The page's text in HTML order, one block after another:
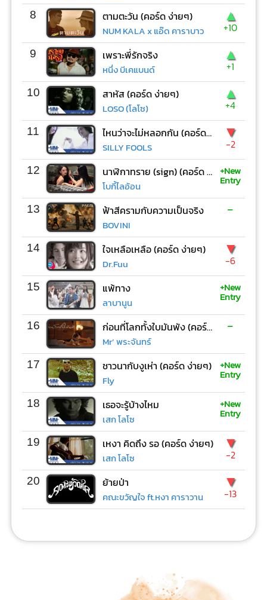
8 ตามตะวัน (คอร์ด ง่ายๆ)
NUM KALA x แอ๊ด คาราบาว
▲
+10
9 เพราะพี่รักจริง
หนึ่ง บีเคแบนด์
▲
+1
10 สาหัส (คอร์ด ง่ายๆ)
LOSO (โลโซ)
▲
+4
11 ไหนว่าจะไม่หลอกกัน (คอร์ด ง่ายๆ)
SILLY FOOLS
▼
-2
12 นาฬิกาทราย (sign) (คอร์ด ง่ายๆ)
โบกี้ไลอ้อน
+New
Entry
13 ฟ้าสีครามกับความเป็นจริง
BOVINI
-
14 ใจเหลือเหลือ (คอร์ด ง่ายๆ)
Dr.Fuu
▼
-6
15 แพ้ทาง
ลาบานูน
+New
Entry
16 ก่อนที่โลกทั้งใบมันพัง (คอร์ด ง่ายๆ)
Mr’ พระจันทร์
-
17 ชาวนากับงูเห่า (คอร์ด ง่ายๆ)
Fly
+New
Entry
18 เธอจะรู้บ้างไหม
เสก โลโซ
+New
Entry
19 เหงา คิดถึง รอ (คอร์ด ง่ายๆ)
เสก โลโซ
▼
-2
20 ย้ายป่า
คณะขวัญใจ ft.หงา คาราวาน
▼
-13